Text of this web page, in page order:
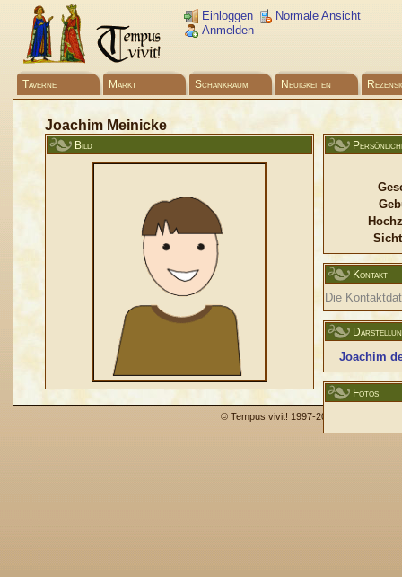
Einloggen
Anmelden
Normale Ansicht
Taverne Markt Schankraum Neuigkeiten
Joachim Meinicke
Bild
Kontakt
Die
Joachim
Fotos
© Tempus vivit! 1997-2009 -